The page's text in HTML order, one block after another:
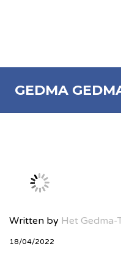
GEDMA
Written by Het Gedma-
18/04/2022